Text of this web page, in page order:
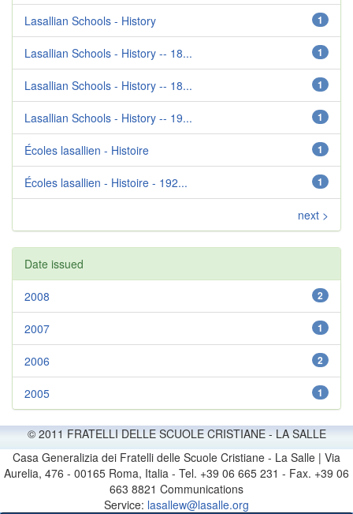
1
Lasallian Schools - History
1
Lasallian Schools - History -- 18...
1
Lasallian Schools - History -- 18...
1
Lasallian Schools - History -- 19...
1
Écoles lasallien - Histoire
1
Écoles lasallien - Histoire - 192...
next >
Date issued
2
2008
1
2007
2
2006
1
2005
© 2011 FRATELLI DELLE SCUOLE CRISTIANE - LA SALLE
Casa Generalizia dei Fratelli delle Scuole Cristiane - La Salle | Via
Aurelia, 476 - 00165 Roma, Italia - Tel. +39 06 665 231 - Fax. +39 06
663 8821 Communications
Service: lasallew@lasalle.org